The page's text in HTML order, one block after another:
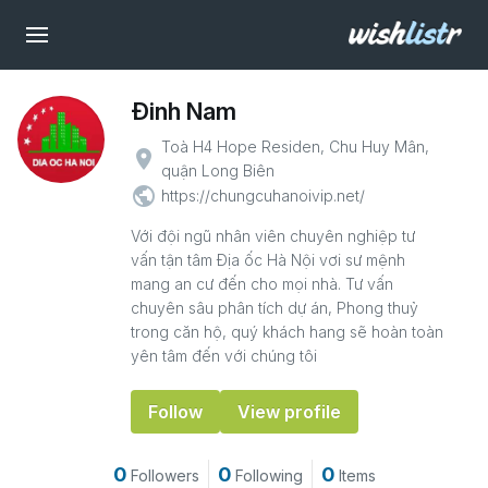
Đinh Nam
place Toà H4 Hope Residen, Chu Huy Mân,
quận Long Biên
public https://chungcuhanoivip.net/
Với đội ngũ nhân viên chuyên nghiệp tư
vấn tận tâm Địa ốc Hà Nội vơi sư mệnh
mang an cư đến cho mọi nhà. Tư vấn
chuyên sâu phân tích dự án, Phong thuỷ
trong căn hộ, quý khách hang sẽ hoàn toàn
yên tâm đến với chúng tôi
Follow View profile
0 Followers 0 Following 0 Items